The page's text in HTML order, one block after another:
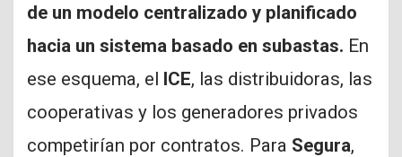
de un modelo centralizado y planificado
hacia un sistema basado en subastas. En
ese esquema, el ICE, las distribuidoras, las
cooperativas y los generadores privados
competirían por contratos. Para Segura,